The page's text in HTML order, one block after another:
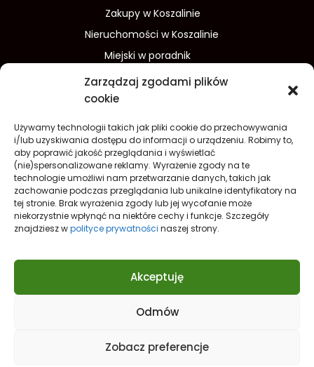
Zarządzaj zgodami plików
cookie
Używamy technologii takich jak pliki cookie do przechowywania
i/lub uzyskiwania dostępu do informacji o urządzeniu. Robimy to,
aby poprawić jakość przeglądania i wyświetlać
(nie)spersonalizowane reklamy. Wyrażenie zgody na te
technologie umożliwi nam przetwarzanie danych, takich jak
zachowanie podczas przeglądania lub unikalne identyfikatory na
tej stronie. Brak wyrażenia zgody lub jej wycofanie może
niekorzystnie wpłynąć na niektóre cechy i funkcje. Szczegóły
znajdziesz wpolityce prywatności naszej strony.
Akceptuję
Odmów
Zobacz preferencje
Zakupy w Koszalinie
Nieruchomości w Koszalinie
Miejski w poradnik
Wydarzenia w Koszalinie
Sport w Koszalinie
Finanse i inwestycje
Dom i ogród
Turystyka
Lifestyle
O nas
Redakcja
Reklama
Kontakt
Prywatność
Polityka prywatności Cookies (EU)
KoszalinCity.pl - Twój portal o Koszalinie